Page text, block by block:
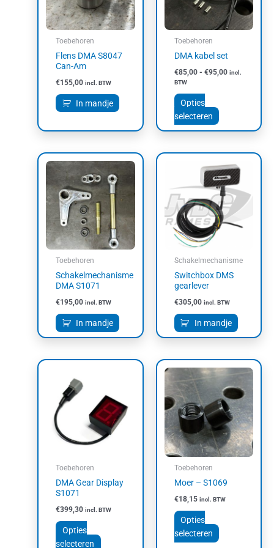
Toebehoren
Flens DMA S8047
Can-Am
€155,00 incl. BTW
In mandje
Toebehoren
DMA kabel set
€85,00 - €95,00 incl.
BTW
Opties
selecteren
Deze
optie
worden
op
Toebehoren
Schakelmechanisme
DMA S1071
€195,00 incl. BTW
In mandje
Schakelmechanisme
Switchbox DMS
gearlever
€305,00 incl. BTW
In mandje
Toebehoren
DMA Gear Display
S1071
€399,30 incl. BTW
Opties
selecteren
heeft
meerdere
variaties.
Deze
worden
de
Toebehoren
Moer – S1069
€18,15 incl. BTW
Opties
selecteren
Dit
product
heeft
meerdere
variaties.
Deze
optie
worden
op